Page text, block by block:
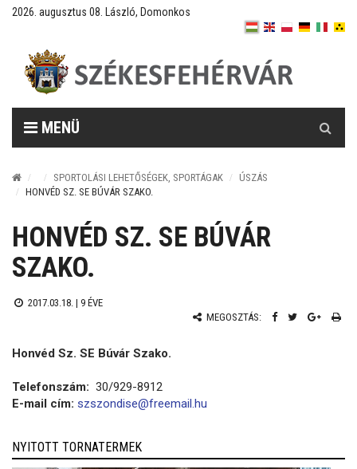
2026. augusztus 08. László, Domonkos
MENÜ
SPORTOLÁSI LEHETŐSÉGEK, SPORTÁGAK
ÚSZÁS
HONVÉD SZ. SE BÚVÁR SZAKO.
HONVÉD SZ. SE BÚVÁR
SZAKO.
2017.03.18. | 9 ÉVE
MEGOSZTÁS:
Honvéd Sz. SE Búvár Szako.
Telefonszám: 30/929-8912
E-mail cím: szszondise@freemail.hu
NYITOTT TORNATERMEK